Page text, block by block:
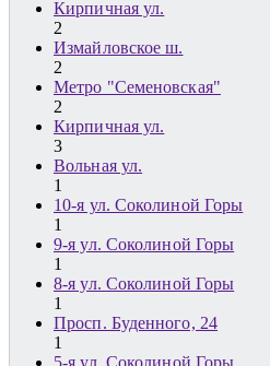
Кирпичная ул.
2
Измайловское ш.
2
Метро "Семеновская"
2
Кирпичная ул.
3
Вольная ул.
1
10-я ул. Соколиной Горы
1
9-я ул. Соколиной Горы
1
8-я ул. Соколиной Горы
1
Просп. Буденного, 24
1
5-я ул. Соколиной Горы